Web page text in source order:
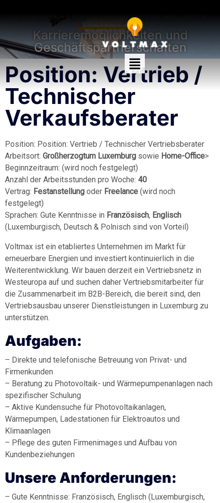
Voltmax
Karrieremöglichkeiten und
Geschäftspartnerschaften
Position: Vertrieb /
Technischer
Verkaufsberater
Position: Position: Vertrieb / Technischer Vertriebsberater​
Arbeitsort: Großherzogtum Luxemburg sowie Home-Office>
Beginnzeitraum: (wird noch festgelegt)
Anzahl der Arbeitsstunden pro Woche: 40
Vertrag: Festanstellung oder Freelance (wird noch
festgelegt)
Sprachen: Gute Kenntnisse in Französisch, Englisch
(Luxemburgisch, Deutsch & Polnisch sind von Vorteil)
Voltmax ist ein etabliertes Unternehmen im Markt für
erneuerbare Energien und investiert kontinuierlich in die
Weiterentwicklung. Wir bauen derzeit ein Vertriebsnetz in
Westeuropa auf und suchen daher Vertriebsmitarbeiter für
die Zusammenarbeit im B2B-Bereich, die bereit sind, den
Vertriebsausbau unserer Dienstleistungen in Luxemburg zu
unterstützen.
Aufgaben:
– Direkte und telefonische Betreuung von Privat- und
Firmenkunden
– Beratung zu Photovoltaik- und Wärmepumpenanlagen nach
spezifischer Schulung
– Aktive Kundensuche für Photovoltaikanlagen,
Wärmepumpen, Ladestationen für Elektroautos und
Klimaanlagen
– Pflege des guten Firmenimages und Aufbau von
Kundenbeziehungen
Unsere Anforderungen:
– Gute Kenntnisse: Französisch, Englisch (Luxemburgisch,